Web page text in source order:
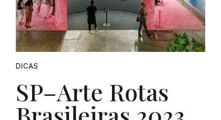
DICAS
SP–Arte Rotas